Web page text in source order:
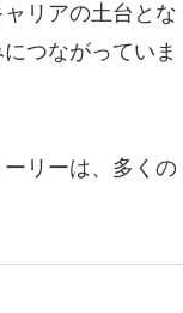
リアの土台とな
つながっていま
リーは、多くの